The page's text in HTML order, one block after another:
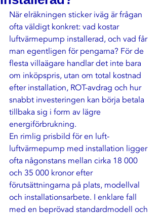
När elräkningen sticker iväg är frågan
ofta väldigt konkret: vad kostar
luftvärmepump installerad, och vad får
man egentligen för pengarna? För de
flesta villaägare handlar det inte bara
om inköpspris, utan om total kostnad
efter installation, ROT-avdrag och hur
snabbt investeringen kan börja betala
tillbaka sig i form av lägre
energiförbrukning.
En rimlig prisbild för en luft-
luftvärmepump med installation ligger
ofta någonstans mellan cirka 18 000
och 35 000 kronor efter
förutsättningarna på plats, modellval
och installationsarbete. I enklare fall
med en beprövad standardmodell och